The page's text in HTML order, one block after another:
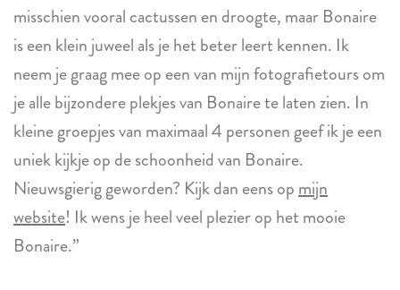
misschien vooral cactussen en droogte, maar Bonaire
is een klein juweel als je het beter leert kennen. Ik
neem je graag mee op een van mijn fotografietours om
je alle bijzondere plekjes van Bonaire te laten zien. In
kleine groepjes van maximaal 4 personen geef ik je een
uniek kijkje op de schoonheid van Bonaire.
Nieuwsgierig geworden? Kijk dan eens opmijn
website! Ik wens je heel veel plezier op het mooie
Bonaire.”